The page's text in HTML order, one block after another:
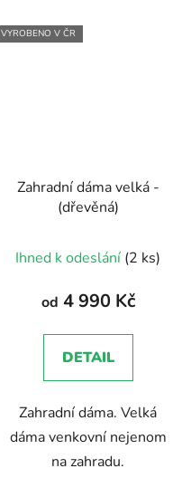
VYROBENO V ČR
Zahradní dáma velká -
(dřevěná)
Ihned k odeslání (2 ks)
od 4 990 Kč
DETAIL
Zahradní dáma. Velká
dáma venkovní nejenom
na zahradu.